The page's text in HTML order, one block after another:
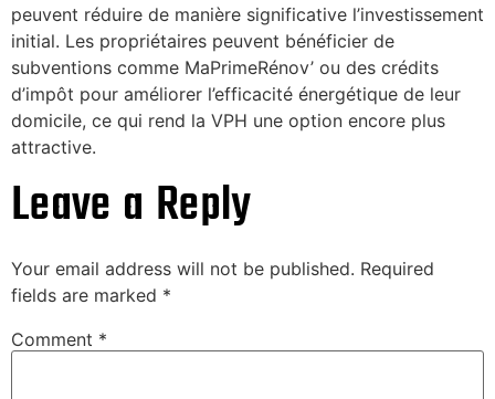
peuvent réduire de manière significative l’investissement
initial. Les propriétaires peuvent bénéficier de
subventions comme MaPrimeRénov’ ou des crédits
d’impôt pour améliorer l’efficacité énergétique de leur
domicile, ce qui rend la VPH une option encore plus
attractive.
Leave a Reply
Your email address will not be published. Required
fields are marked *
Comment *